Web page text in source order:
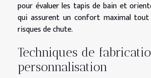
pour évaluer les tapis de bain et
qui assurent un confort maximal
risques de chute.
Techniques de
personnalisation